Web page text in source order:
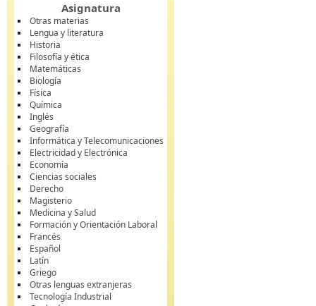
Asignatura
Otras materias
Lengua y literatura
Historia
Filosofía y ética
Matemáticas
Biología
Física
Química
Inglés
Geografía
Informática y Telecomunicaciones
Electricidad y Electrónica
Economía
Ciencias sociales
Derecho
Magisterio
Medicina y Salud
Formación y Orientación Laboral
Francés
Español
Latín
Griego
Otras lenguas extranjeras
Tecnología Industrial